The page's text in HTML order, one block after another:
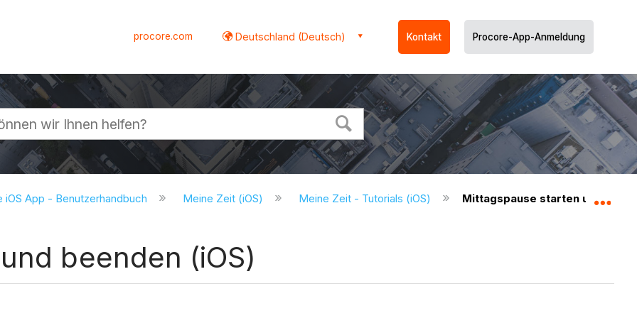
procore.com Deutschland (Deutsch) Kontakt Procore-App-Anmeldung
iOS App - Benutzerhandbuch Meine Zeit (iOS) Meine Zeit - Tutorials (iOS) Mittagspause starten und
beenden (iOS)